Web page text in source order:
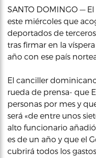
SANTO DOMINGO —
este miércoles que
deportados de
tras firmar en la
año con ese país
El canciller
rueda de prensa- que
personas por mes y
será «de entre unos
alto funcionario
es de un año y que el
cubrirá todos los